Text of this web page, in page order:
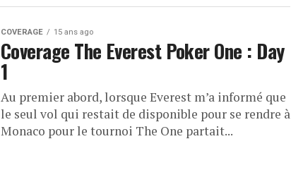
COVERAGE 15 ans ago
Coverage The Everest Poker One : Day
1
Au premier abord, lorsque Everest m’a informé que
le seul vol qui restait de disponible pour se rendre à
Monaco pour le tournoi The One partait...